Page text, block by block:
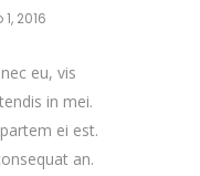
2016
eu, vis
in mei.
ei est.
an.